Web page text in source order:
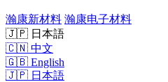
瀚康新材料 瀚康电子材料
🇯🇵 日本語
🇨🇳 中文
🇬🇧 English
🇯🇵 日本語